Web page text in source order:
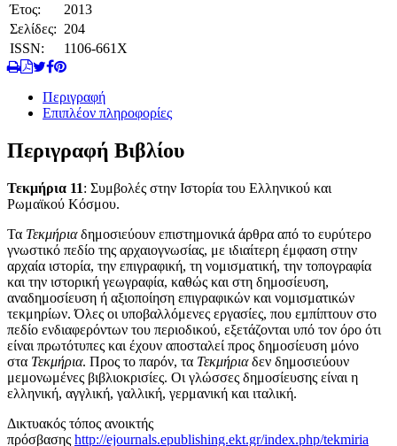
Έτος:
2013
Σελίδες: 204
ISSN:
1106-661X
Περιγραφή
Επιπλέον πληροφορίες
Περιγραφή Βιβλίου
Τεκμήρια 11: Συμβολές στην Ιστορία του Ελληνικού και
Ρωμαϊκού Κόσμου.
Τα Τεκμήριαδημοσιεύουν επιστημονικά άρθρα από το ευρύτερο
γνωστικό πεδίο της αρχαιογνωσίας, με ιδιαίτερη έμφαση στην
αρχαία ιστορία, την επιγραφική, τη νομισματική, την τοπογραφία
και την ιστορική γεωγραφία, καθώς και στη δημοσίευση,
αναδημοσίευση ή αξιοποίηση επιγραφικών και νομισματικών
τεκμηρίων. Όλες οι υποβαλλόμενες εργασίες, που εμπίπτουν στο
πεδίο ενδιαφερόντων του περιοδικού, εξετάζονται υπό τον όρο ότι
είναι πρωτότυπες και έχουν αποσταλεί προς δημοσίευση μόνο
στα Τεκμήρια. Προς το παρόν, τα Τεκμήριαδεν δημοσιεύουν
μεμονωμένες βιβλιοκρισίες. Οι γλώσσες δημοσίευσης είναι η
ελληνική, αγγλική, γαλλική, γερμανική και ιταλική.
Δικτυακός τόπος ανοικτής
πρόσβασης http://ejournals.epublishing.ekt.gr/index.php/tekmiria